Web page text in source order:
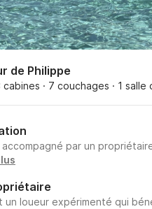
de Philippe
cabines · 7 couchages · 1 salle
accompagné par un
un loueur expérimenté qui